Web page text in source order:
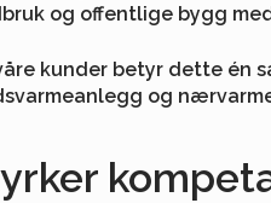
og offentlige bygg
kunder betyr dette én
og